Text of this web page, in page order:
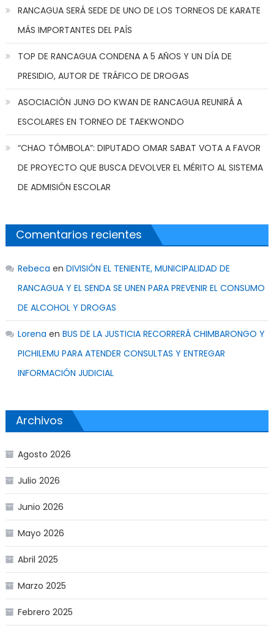
RANCAGUA SERÁ SEDE DE UNO DE LOS TORNEOS DE KARATE
MÁS IMPORTANTES DEL PAÍS
TOP DE RANCAGUA CONDENA A 5 AÑOS Y UN DÍA DE
PRESIDIO, AUTOR DE TRÁFICO DE DROGAS
ASOCIACIÓN JUNG DO KWAN DE RANCAGUA REUNIRÁ A
ESCOLARES EN TORNEO DE TAEKWONDO
“CHAO TÓMBOLA”: DIPUTADO OMAR SABAT VOTA A FAVOR
DE PROYECTO QUE BUSCA DEVOLVER EL MÉRITO AL SISTEMA
DE ADMISIÓN ESCOLAR
Comentarios recientes
Rebeca en DIVISIÓN EL TENIENTE, MUNICIPALIDAD DE
RANCAGUA Y EL SENDA SE UNEN PARA PREVENIR EL CONSUMO
DE ALCOHOL Y DROGAS
Lorena en BUS DE LA JUSTICIA RECORRERÁ CHIMBARONGO Y
PICHILEMU PARA ATENDER CONSULTAS Y ENTREGAR
INFORMACIÓN JUDICIAL
Archivos
Agosto 2026
Julio 2026
Junio 2026
Mayo 2026
Abril 2025
Marzo 2025
Febrero 2025